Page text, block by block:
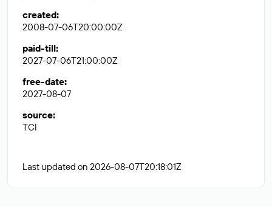
created:
2008-07-06T20:00:00Z
paid-till:
2027-07-06T21:00:00Z
free-date:
2027-08-07
source:
TCI
Last updated on 2026-08-07T20:18:01Z